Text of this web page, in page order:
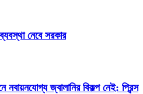
নেবে সরকার
জ্বালানির বিকল্প নেই: প্রিন্স